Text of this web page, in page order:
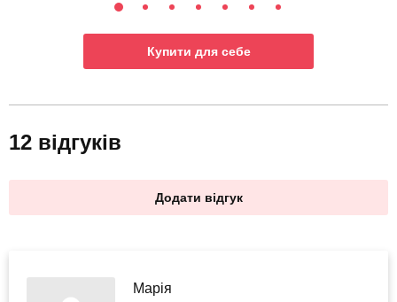
Купити для себе
12 відгуків
Додати відгук
Марія